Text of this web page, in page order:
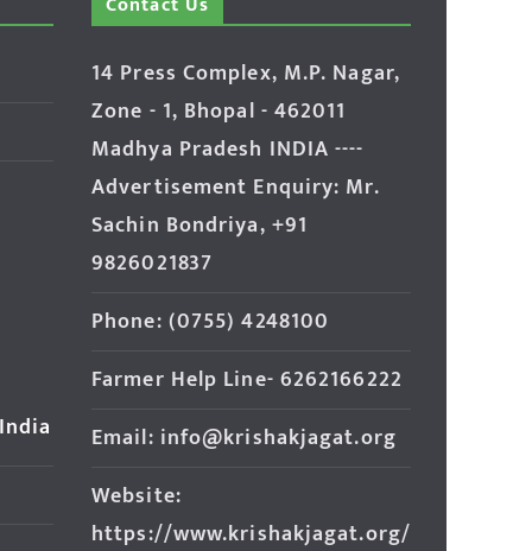
14 Press Complex, M.P. Nagar,
Zone - 1, Bhopal - 462011
Madhya Pradesh INDIA ----
Advertisement Enquiry: Mr.
Sachin Bondriya, +91
9826021837
Phone: (0755) 4248100
Farmer Help Line- 6262166222
Email: info@krishakjagat.org
Website:
https://www.krishakjagat.org/